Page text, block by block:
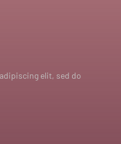
elit, sed do